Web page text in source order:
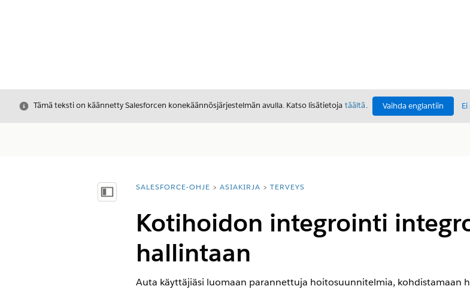
Sulje
Tämä teksti on käännetty Salesforcen konekäännösjärjestelmän avulla. Katso lisätietoja täältä. Vaihda englantiin
Näytä sisällysluettelo
Olet tässä:
SALESFORCE-OHJE ASIAKIRJA TERVEYS
Kotihoidon integrointi
hallintaan
Auta käyttäjiäsi luomaan parannettuja hoitosuunnitelmia,